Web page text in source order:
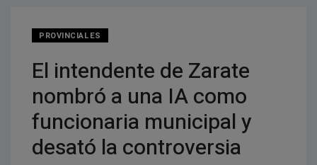
PROVINCIALES
El intendente de Zarate
nombró a una IA como
funcionaria municipal y
desató la controversia